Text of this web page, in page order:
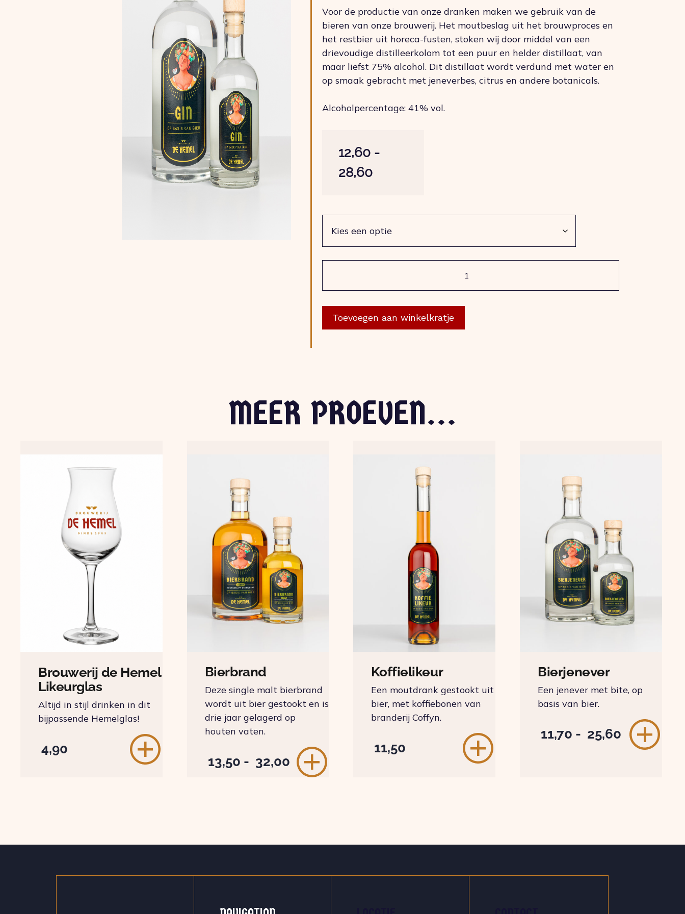
Voor de productie van onze dranken maken we gebruik van de
bieren van onze brouwerij. Het moutbeslag uit het brouwproces en
het restbier uit horeca-fusten, stoken wij door middel van een
drievoudige distilleerkolom tot een puur en helder distillaat, van
maar liefst 75% alcohol. Dit distillaat wordt verdund met water en
op smaak gebracht met jeneverbes, citrus en andere botanicals.
Alcoholpercentage: 41% vol.
12,60 -
28,60Prijsklasse:
tot
€ 28,60
Toevoegen aan winkelkratje
MEER PROEVEN...
Brouwerij de Hemel
Likeurglas
Altijd in stijl drinken in dit
bijpassende Hemelglas!
4,90
Bierbrand
Deze single malt bierbrand
wordt uit bier gestookt en is
drie jaar gelagerd op
houten vaten.
13,50 - 32,00Prijsklasse:
€ 13,50
Koffielikeur
Een moutdrank gestookt uit
bier, met koffiebonen van
branderij Coffyn.
11,50
Bierjenever
Een jenever met bite, op
basis van bier.
11,70 - 25,60
€ 11,70